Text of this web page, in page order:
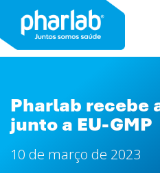
Pharlab recebe
junto a EU-GMP
10 de março de 2023